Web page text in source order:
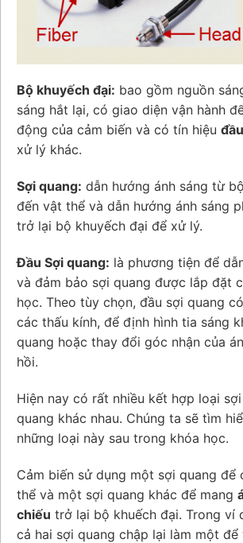
Bộ khuyếch đại: bao gồm nguồn
sáng hắt lại, có giao diện vận hành
động của cảm biến và có tín hiệu
xử lý khác.
Sợi quang: dẫn hướng ánh sáng từ
đến vật thể và dẫn hướng ánh sáng
trở lại bộ khuyếch đại để xử lý.
Đầu Sợi quang: là phương tiện để
và đảm bảo sợi quang được lắp đặt
học. Theo tùy chọn, đầu sợi quang
các thấu kính, để định hình tia sáng
quang hoặc thay đổi góc nhận của
hồi.
Hiện nay có rất nhiều kết hợp loại
quang khác nhau. Chúng ta sẽ tìm
những loại này sau trong khóa học.
Cảm biến sử dụng một sợi quang để
thể và một sợi quang khác để mang
chiếu trở lại bộ khuếch đại. Trong ví
cả hai sợi quang chập lại làm một